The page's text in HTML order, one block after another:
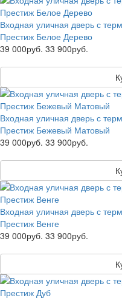
Входная уличная дверь с
Престиж Белое Дерево
39 000руб. 33 900руб.
Входная уличная дверь с
Престиж Бежевый Матовый
39 000руб. 33 900руб.
Входная уличная дверь с
Престиж Венге
39 000руб. 33 900руб.